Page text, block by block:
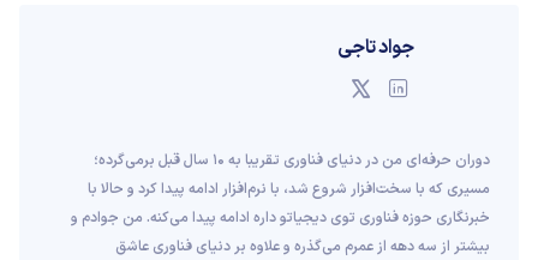
جواد تاجی
دوران حرفه‌ای من در دنیای فناوری تقریبا به ۱۰ سال قبل برمی‌گرده؛
مسیری که با سخت‌افزار شروع شد، با نرم‌افزار ادامه پیدا کرد و حالا با
خبرنگاری حوزه فناوری توی دیجیاتو داره ادامه پیدا می‌کنه. من جوادم و
بیشتر از سه دهه از عمرم می‌گذره و علاوه بر دنیای فناوری عاشق